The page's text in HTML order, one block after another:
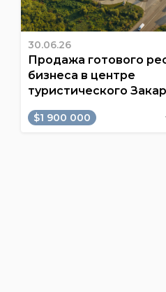
30.06.26
Продажа готового
бизнеса в центре
туристического
$1 900 000